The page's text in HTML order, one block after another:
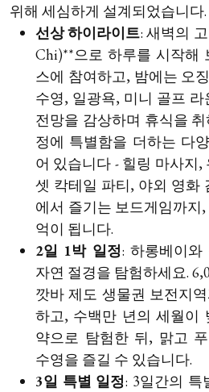
위해 세심하게 설계되었습니다.
선상 하이라이트: 새벽의
Chi)**으로 하루를 시작해
스에 참여하고, 밤에는 오
수영, 일광욕, 미니 골프
전망을 감상하며 휴식을
정에 특별함을 더하는 다
어 있습니다 - 힐링 마사지,
셋 칵테일 파티, 야외 영화
에서 즐기는 보드게임까지
억이 됩니다.
2일 1박 일정: 하롱베이
자연 절경을 탐험하세요.
깟바 제도 생물권 보전지
하고, 수백만 년의 세월이
약으로 탐험한 뒤, 맑고
수영을 즐길 수 있습니다.
3일 특별 일정: 3일간의 특